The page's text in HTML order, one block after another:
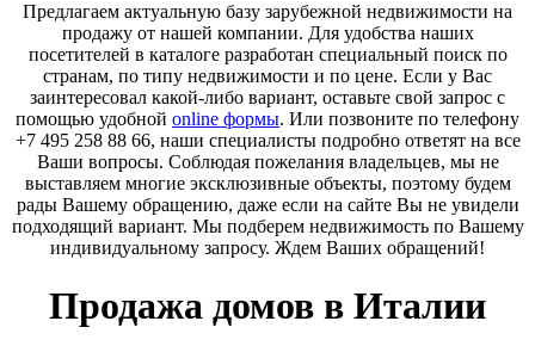
Предлагаем актуальную базу зарубежной недвижимости на
продажу от нашей компании. Для удобства наших
посетителей в каталоге разработан специальный поиск по
странам, по типу недвижимости и по цене. Если у Вас
заинтересовал какой-либо вариант, оставьте свой запрос с
помощью удобной online формы. Или позвоните по телефону
+7 495 258 88 66, наши специалисты подробно ответят на все
Ваши вопросы. Соблюдая пожелания владельцев, мы не
выставляем многие эксклюзивные объекты, поэтому будем
рады Вашему обращению, даже если на сайте Вы не увидели
подходящий вариант. Мы подберем недвижимость по Вашему
индивидуальному запросу. Ждем Ваших обращений!
Продажа домов в Италии